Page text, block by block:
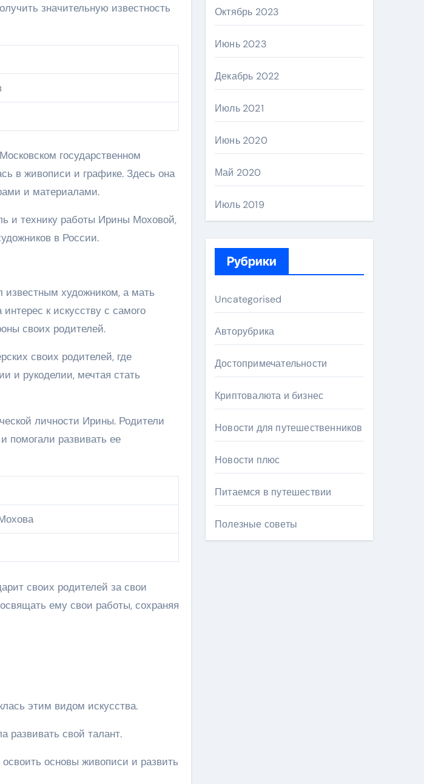
значительную известность
государственном
в живописи и графике. Здесь она
и материалами.
и технику работы Ирины Моховой,
в России.
художником, а мать
к искусству с самого
своих родителей.
своих родителей, где
и рукоделии, мечтая стать
личности Ирины. Родители
помогали развивать ее
своих родителей за свои
ему свои работы, сохраняя
этим видом искусства.
развивать свой талант.
основы живописи и развить
Октябрь 2023
Июнь 2023
Декабрь 2022
Июль 2021
Июнь 2020
Май 2020
Июль 2019
Рубрики
Uncategorised
Авторубрика
Достопримечательности
Криптовалюта и бизнес
Новости для путешественников
Новости плюс
Питаемся в путешествии
Полезные советы